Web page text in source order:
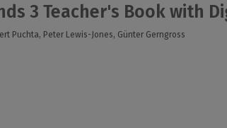
3 Teacher's Book with
Puchta, Peter Lewis-Jones, Günter Gerngross